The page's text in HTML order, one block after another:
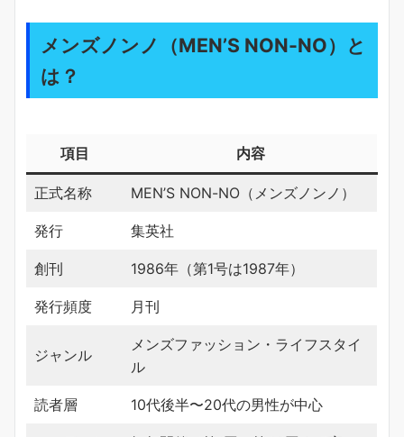
メンズノンノ（MEN’S NON-NO）と
は？
項目 内容
正式名称 MEN’S NON-NO（メンズノンノ）
発行 集英社
創刊 1986年（第1号は1987年）
発行頻度 月刊
ジャンル
メンズファッション・ライフスタイ
ル
読者層 10代後半〜20代の男性が中心